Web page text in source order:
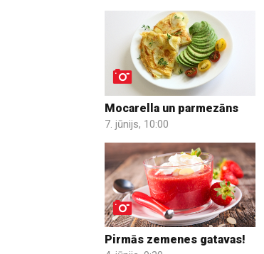
Mocarella un parmezāns
7. jūnijs, 10:00
Pirmās zemenes gatavas!